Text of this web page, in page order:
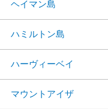
ヘイマン島
ハミルトン島
ハーヴィーベイ
マウントアイザ